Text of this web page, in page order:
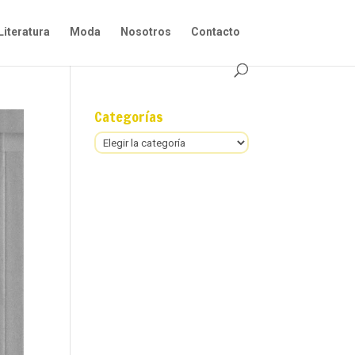
Moda Nosotros Contacto
Categorías
Categorías